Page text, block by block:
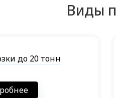
Виды
до 20 тонн